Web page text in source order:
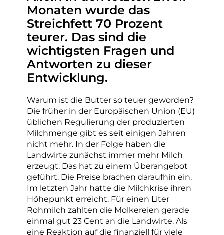
Monaten wurde das
Streichfett 70 Prozent
teurer. Das sind die
wichtigsten Fragen und
Antworten zu dieser
Entwicklung.
Warum ist die Butter so teuer geworden?
Die früher in der Europäischen Union (EU)
üblichen Regulierung der produzierten
Milchmenge gibt es seit einigen Jahren
nicht mehr. In der Folge haben die
Landwirte zunächst immer mehr Milch
erzeugt. Das hat zu einem Überangebot
geführt. Die Preise brachen daraufhin ein.
Im letzten Jahr hatte die Milchkrise ihren
Höhepunkt erreicht. Für einen Liter
Rohmilch zahlten die Molkereien gerade
einmal gut 23 Cent an die Landwirte. Als
eine Reaktion auf die finanziell für viele